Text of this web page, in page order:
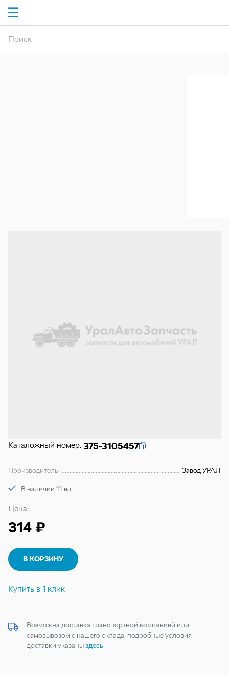
Каталожный номер: 375-3105457
Производитель: Завод УРАЛ
В наличии 11 ед
Цена:
314 ₽
В КОРЗИНУ
Купить в 1 клик
Возможна доставка транспортной компанией или
самовывозом с нашего склада, подробные условия
доставки указаныздесь